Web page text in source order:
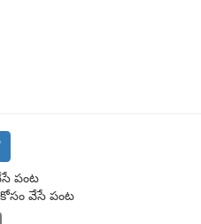
పంట
కోసం వేసే పంట